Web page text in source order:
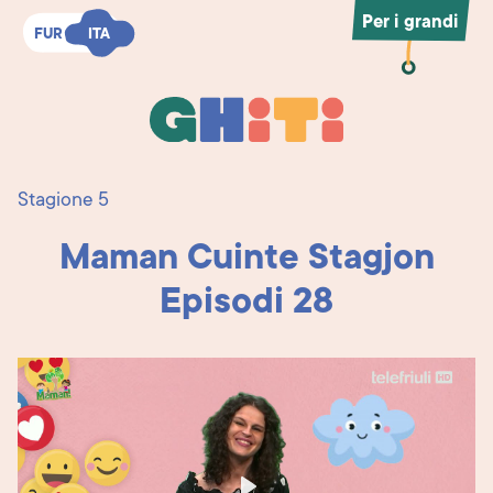
FUR ITA
FUR ITA
Ghiti
Per i grandi
Stagione 5
Maman Cuinte Stagjon
Episodi 28